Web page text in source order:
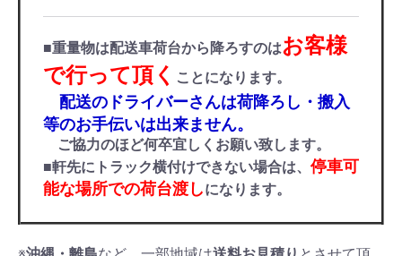
■重量物は配送車荷台から降ろすのはお客様
で行って頂く ことになります。
配送のドライバーさんは荷降ろし・搬入
等のお手伝いは出来ません。
ご協力のほど何卒宜しくお願い致します。
■軒先にトラック横付けできない場合は、 停車可
能な場所での荷台渡しになります。